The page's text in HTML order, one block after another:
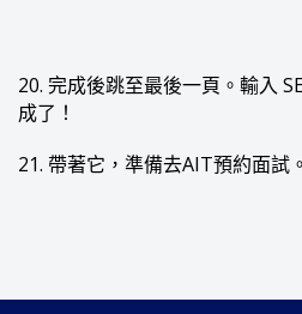
20. 完成後跳至最後一頁。輸入
成了！
21. 帶著它，準備去AIT預約面試。